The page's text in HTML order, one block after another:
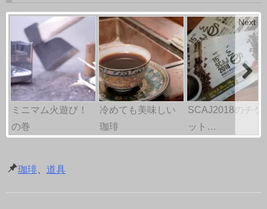
ミニマム火遊び！
の巻
冷めても美味しい
珈琲
SCAJ2018のチケ
ット…
Next
珈琲 道具